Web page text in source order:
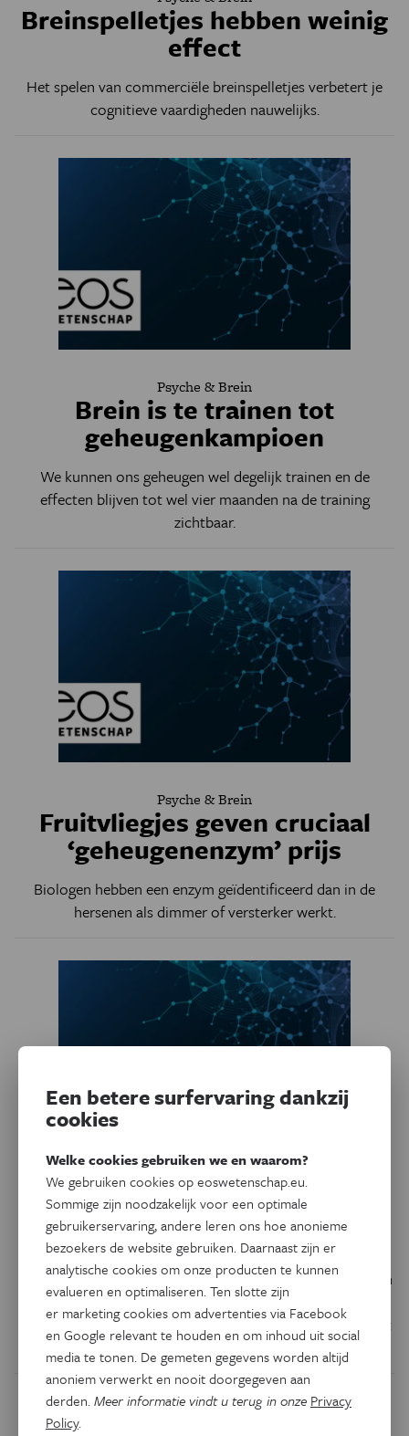
Breinspelletjes hebben weinig
effect
Het spelen van commerciële breinspelletjes verbetert je
cognitieve vaardigheden nauwelijks.
Psyche & Brein
Brein is te trainen tot
geheugenkampioen
We kunnen ons geheugen wel degelijk trainen en de
effecten blijven tot wel vier maanden na de training
zichtbaar.
Psyche & Brein
Fruitvliegjes geven cruciaal
‘geheugenenzym’ prijs
Biologen hebben een enzym geïdentificeerd dan in de
hersenen als dimmer of versterker werkt.
Voeding
6 voedingstips voor een beter
geheugen
Met de examens in het vooruitzicht kunnen studenten hun
geheugen een duwtje geven. Door de juiste dingen te eten,
bijvoorbeeld. Zet het volgende op je menu en je stimuleert
de aanmaak van nieuwe hersencellen.
Een betere surfervaring dankzij
cookies
Welke cookies gebruiken we en waarom?
We gebruiken cookies op eoswetenschap.eu.
Sommige zijn noodzakelijk voor een optimale
gebruikerservaring, andere leren ons hoe anonieme
bezoekers de website gebruiken. Daarnaast zijn er
analytische cookies om onze producten te kunnen
evalueren en optimaliseren. Ten slotte zijn
er marketing cookies om advertenties via Facebook
en Google relevant te houden en om inhoud uit social
media te tonen. De gemeten gegevens worden altijd
anoniem verwerkt en nooit doorgegeven aan
derden.Meer informatie vindt u terug in onze Privacy
Policy.